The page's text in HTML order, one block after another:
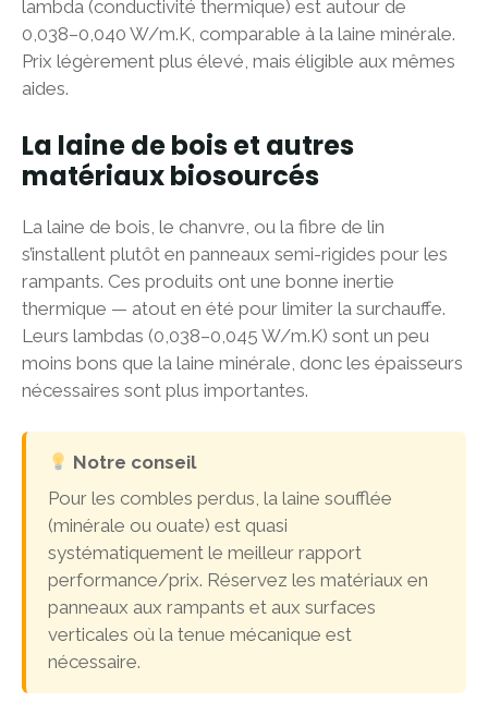
lambda (conductivité thermique) est autour de
0,038–0,040 W/m.K, comparable à la laine minérale.
Prix légèrement plus élevé, mais éligible aux mêmes
aides.
La laine de bois et autres
matériaux biosourcés
La laine de bois, le chanvre, ou la fibre de lin
s’installent plutôt en panneaux semi-rigides pour les
rampants. Ces produits ont une bonne inertie
thermique — atout en été pour limiter la surchauffe.
Leurs lambdas (0,038–0,045 W/m.K) sont un peu
moins bons que la laine minérale, donc les épaisseurs
nécessaires sont plus importantes.
Notre conseil
Pour les combles perdus, la laine soufflée
(minérale ou ouate) est quasi
systématiquement le meilleur rapport
performance/prix. Réservez les matériaux en
panneaux aux rampants et aux surfaces
verticales où la tenue mécanique est
nécessaire.